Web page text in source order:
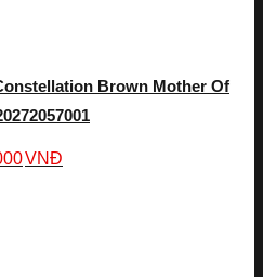
Brown Mother Of
VNĐ